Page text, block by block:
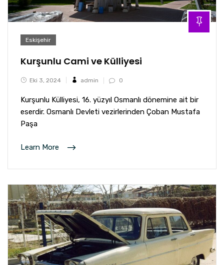
Eskişehir
Kurşunlu Cami ve Külliyesi
Eki 3, 2024 admin 0
Kurşunlu Külliyesi, 16. yüzyıl Osmanlı dönemine ait bir
eserdir. Osmanlı Devleti vezirlerinden Çoban Mustafa
Paşa
Learn More